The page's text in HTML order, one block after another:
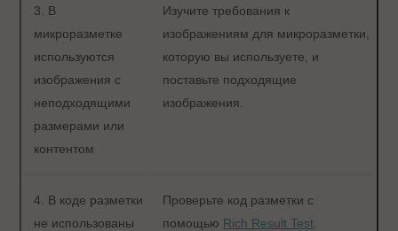
3. В
микроразметке
используются
изображения с
неподходящими
размерами или
контентом
Изучите требования к
изображениям для микроразметки,
которую вы используете, и
поставьте подходящие
изображения.
4. В коде разметки
не использованы
Проверьте код разметки с
помощью Rich Result Test